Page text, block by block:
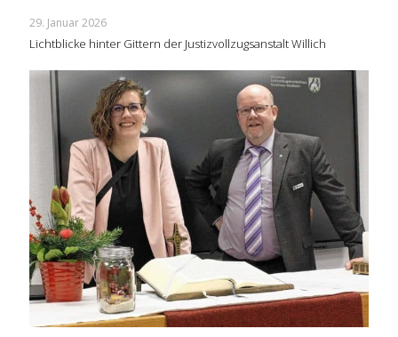
29. Januar 2026
Lichtblicke hinter Gittern der Justizvollzugsanstalt Willich